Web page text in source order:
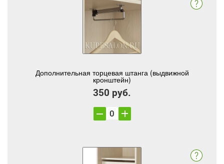
Дополнительная торцевая штанга (выдвижной
кронштейн)
350 руб.